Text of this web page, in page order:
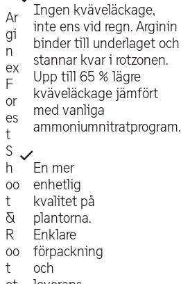
Ar
gi
n
ex
F
or
es
t
S
h
oo
t
&
R
oo
t
Ingen kväveläckage,
inte ens vid regn. Arginin
binder till underlaget och
stannar kvar i rotzonen.
Upp till 65 % lägre
kväveläckage jämfört
med vanliga
ammoniumnitratprogram.
En mer
enhetlig
kvalitet på
plantorna.
Enklare
förpackning
och